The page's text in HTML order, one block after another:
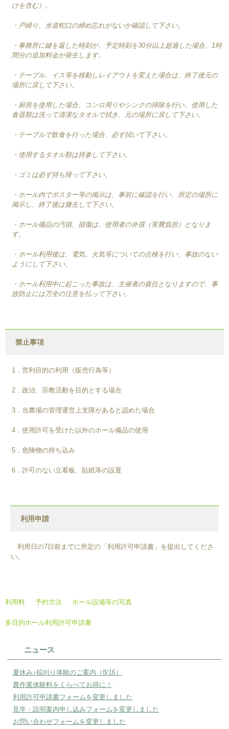
けを含む）。
・戸締り、水道蛇口の締め忘れがないか確認して下さい。
・事務所に鍵を返した時刻が、予定時刻を30分以上超過した場合、1時
間分の追加料金が発生します。
・テーブル、イス等を移動しレイアウトを変えた場合は、終了後元の
場所に戻して下さい。
・厨房を使用した場合、コンロ周りやシンクの掃除を行い、使用した
食器類は洗って清潔なタオルで拭き、
元の場所に戻して下さい。
・テーブルで飲食を行った場合、必ず拭いて下さい。
・使用するタオル類は持参して下さい。
・ゴミは必ず持ち帰って下さい。
・ホール内でポスター等の掲示は、事前に確認を行い、所定の場所に
掲示し、終了後は撤去して下さい。
・ホール備品の汚損、損傷は、使用者の弁償（実費負担）となりま
す。
・ホール利用後は、電気、火気等についての点検を行い、事故のない
ようにして下さい。
・ホール利用中に起こった事故は、主催者の責任となりますので、事
故防止には万全の注意を払って下さい。
禁止事項
1．営利目的の利用（販売行為等）
2．政治、宗教活動を目的とする場合
3．当農場の管理運営上支障があると認めた場合
4．使用許可を受けた以外のホール備品の使用
5．危険物の持ち込み
6．許可のない立看板、貼紙等の設置
利用申請
利用日の7日前までに所定の「利用許可申請書」を提出してくださ
い。
利用料 予約方法 ホール設備等の写真
多目的ホール利用許可申請書
ニュース
夏休み♪稲刈り体験のご案内（8/16）
農作業体験料をくらべてお得に！
利用許可申請書フォームを変更しました
見学・説明案内申し込みフォームを変更しました
お問い合わせフォームを変更しました